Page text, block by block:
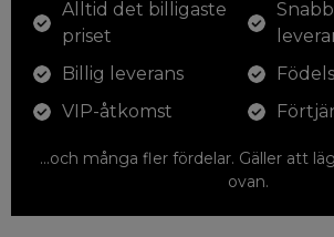
Alltid det billigaste
priset
Billig leverans
VIP-åtkomst
...och många fler fördelar. Gäller att
ovan.